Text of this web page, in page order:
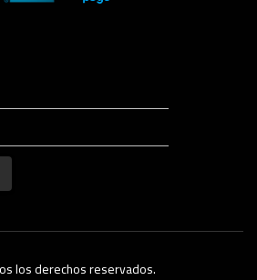
los derechos reservados.